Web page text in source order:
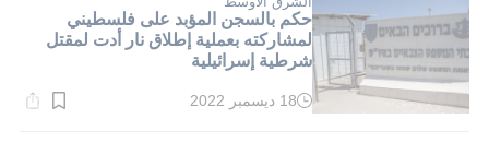
حكم بالسجن المؤبد على فلسطيني
لمشاركته بعملية إطلاق نار أدت لمقتل
شرطية إسرائيلية
وقت
18 ديسمبر 2022